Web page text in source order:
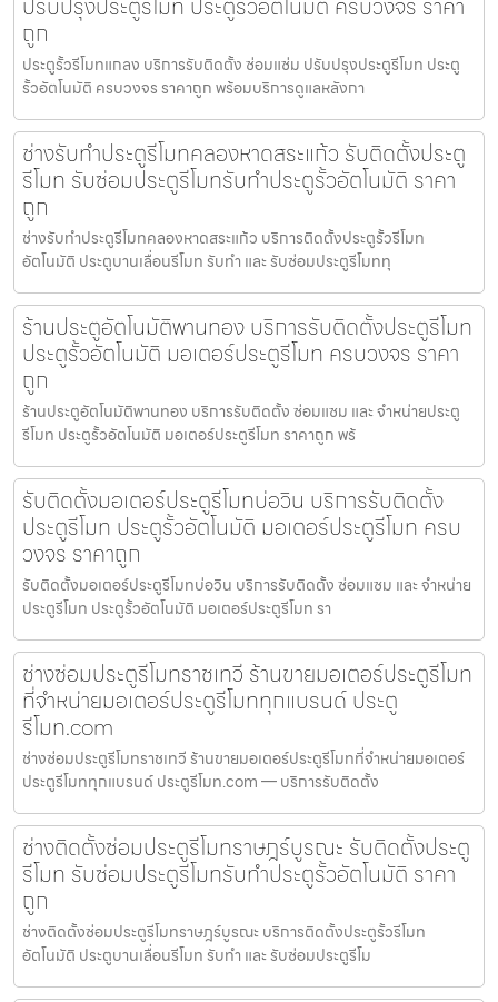
ปรับปรุงประตูรีโมท ประตูรั้วอัตโนมัติ ครบวงจร ราคา
ถูก
ประตูรั้วรีโมทแกลง บริการรับติดตั้ง ซ่อมแซ่ม ปรับปรุงประตูรีโมท ประตู
รั้วอัตโนมัติ ครบวงจร ราคาถูก พร้อมบริการดูแลหลังกา
ช่างรับทำประตูรีโมทคลองหาดสระแก้ว รับติดตั้งประตู
รีโมท รับซ่อมประตูรีโมทรับทำประตูรั้วอัตโนมัติ ราคา
ถูก
ช่างรับทำประตูรีโมทคลองหาดสระแก้ว บริการติดตั้งประตูรั้วรีโมท
อัตโนมัติ ประตูบานเลื่อนรีโมท รับทำ และ รับซ่อมประตูรีโมททุ
ร้านประตูอัตโนมัติพานทอง บริการรับติดตั้งประตูรีโมท
ประตูรั้วอัตโนมัติ มอเตอร์ประตูรีโมท ครบวงจร ราคา
ถูก
ร้านประตูอัตโนมัติพานทอง บริการรับติดตั้ง ซ่อมแซม และ จำหน่ายประตู
รีโมท ประตูรั้วอัตโนมัติ มอเตอร์ประตูรีโมท ราคาถูก พร้
รับติดตั้งมอเตอร์ประตูรีโมทบ่อวิน บริการรับติดตั้ง
ประตูรีโมท ประตูรั้วอัตโนมัติ มอเตอร์ประตูรีโมท ครบ
วงจร ราคาถูก
รับติดตั้งมอเตอร์ประตูรีโมทบ่อวิน บริการรับติดตั้ง ซ่อมแซม และ จำหน่าย
ประตูรีโมท ประตูรั้วอัตโนมัติ มอเตอร์ประตูรีโมท รา
ช่างซ่อมประตูรีโมทราชเทวี ร้านขายมอเตอร์ประตูรีโมท
ที่จำหน่ายมอเตอร์ประตูรีโมททุกแบรนด์ ประตู
รีโมท.com
ช่างซ่อมประตูรีโมทราชเทวี ร้านขายมอเตอร์ประตูรีโมทที่จำหน่ายมอเตอร์
ประตูรีโมททุกแบรนด์ ประตูรีโมท.com — บริการรับติดตั้ง
ช่างติดตั้งซ่อมประตูรีโมทราษฎร์บูรณะ รับติดตั้งประตู
รีโมท รับซ่อมประตูรีโมทรับทำประตูรั้วอัตโนมัติ ราคา
ถูก
ช่างติดตั้งซ่อมประตูรีโมทราษฎร์บูรณะ บริการติดตั้งประตูรั้วรีโมท
อัตโนมัติ ประตูบานเลื่อนรีโมท รับทำ และ รับซ่อมประตูรีโม